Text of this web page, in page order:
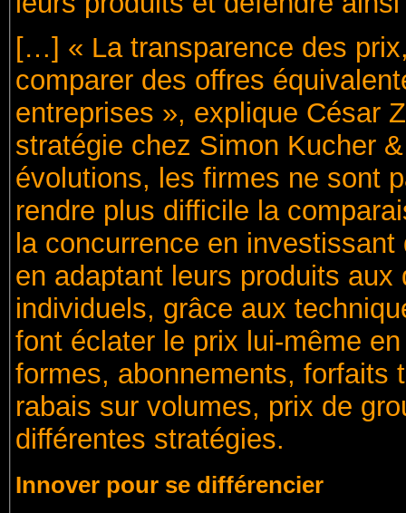
[…] « La transparence des
comparer des offres
entreprises », explique César
stratégie chez Simon Kucher
évolutions, les firmes ne sont
rendre plus difficile la
la concurrence en
en adaptant leurs produits
individuels, grâce aux
font éclater le prix lui-même
formes, abonnements, forfaits
rabais sur volumes, prix de
différentes stratégies.
Innover pour se différencier